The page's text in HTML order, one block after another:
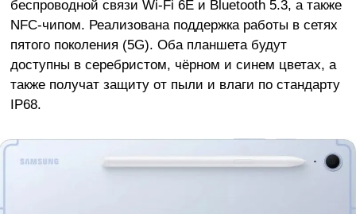
беспроводной связи Wi-Fi 6E и Bluetooth 5.3, а также
NFC-чипом. Реализована поддержка работы в сетях
пятого поколения (5G). Оба планшета будут
доступны в серебристом, чёрном и синем цветах, а
также получат защиту от пыли и влаги по стандарту
IP68.